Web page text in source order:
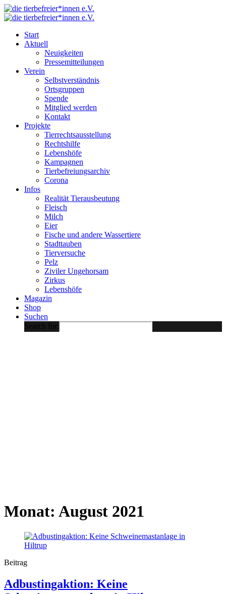
Start
Aktuell
Neuigkeiten
Pressemitteilungen
Verein
Selbstverständnis
Ortsgruppen
Spende
Mitglied werden
Kontakt
Projekte
Tierrechtsausstellung
Rechtshilfe
Lebenshöfe
Kampagnen
Tierbefreiungsarchiv
Corona
Infos
Realität Tierausbeutung
Fleisch
Milch
Eier
Fische und andere Wassertiere
Stadttauben
Tierversuche
Pelz
Ziviler Ungehorsam
Zirkus
Lebenshöfe
Magazin
Shop
Suchen
Search for:
Monat: August 2021
Beitrag
Adbustingaktion: Keine